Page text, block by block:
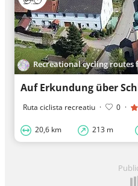
Recreational cycling routes
Auf Erkundung über
Ruta ciclista recreatiu · 0 ·
20,6 km 213 m